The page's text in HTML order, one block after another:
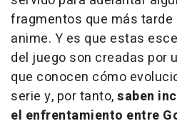
fragmentos que más tarde
anime. Y es que estas
del juego son creadas por
que conocen cómo
serie y, por tanto,saben
el enfrentamiento entre